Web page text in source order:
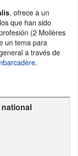
, ofrece a un
que han sido
(2 Molières
un tema para
a través de
.